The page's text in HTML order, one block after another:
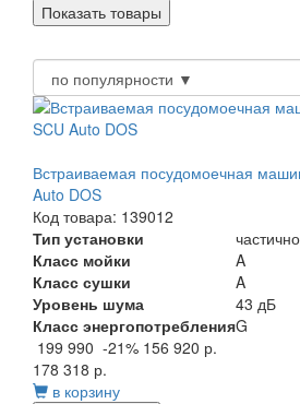
Встраиваемая посудомоечная
Auto DOS
Код товара: 139012
Тип установки
Класс мойки
A
Класс сушки
A
Уровень шума
43 дБ
Класс энергопотребленияG
199 990 -21% 156 920 р.
178 318 р.
в корзину